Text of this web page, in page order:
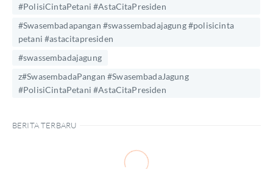
#PolisiCintaPetani #AstaCitaPresiden
#Swasembadapangan #swassembadajagung #polisicinta
petani #astacitapresiden
#swassembadajagung
z#SwasembadaPangan #SwasembadaJagung
#PolisiCintaPetani #AstaCitaPresiden
BERITA TERBARU